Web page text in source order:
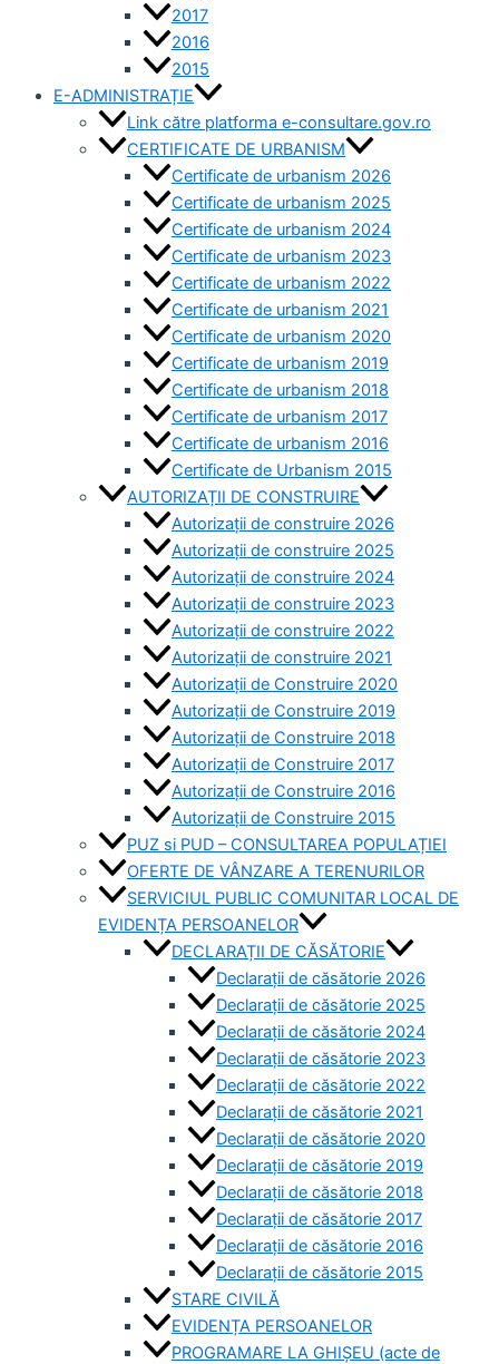
2017
2016
2015
E-ADMINISTRAȚIE
Link către platforma e-consultare.gov.ro
CERTIFICATE DE URBANISM
Certificate de urbanism 2026
Certificate de urbanism 2025
Certificate de urbanism 2024
Certificate de urbanism 2023
Certificate de urbanism 2022
Certificate de urbanism 2021
Certificate de urbanism 2020
Certificate de urbanism 2019
Certificate de urbanism 2018
Certificate de urbanism 2017
Certificate de urbanism 2016
Certificate de Urbanism 2015
AUTORIZAȚII DE CONSTRUIRE
Autorizații de construire 2026
Autorizații de construire 2025
Autorizații de construire 2024
Autorizații de construire 2023
Autorizații de construire 2022
Autorizații de construire 2021
Autorizații de Construire 2020
Autorizații de Construire 2019
Autorizaţii de Construire 2018
Autorizaţii de Construire 2017
Autorizaţii de Construire 2016
Autorizaţii de Construire 2015
PUZ si PUD – CONSULTAREA POPULAȚIEI
OFERTE DE VÂNZARE A TERENURILOR
SERVICIUL PUBLIC COMUNITAR LOCAL DE
EVIDENȚA PERSOANELOR
DECLARAȚII DE CĂSĂTORIE
Declarații de căsătorie 2026
Declarații de căsătorie 2025
Declarații de căsătorie 2024
Declarații de căsătorie 2023
Declarații de căsătorie 2022
Declarații de căsătorie 2021
Declarații de căsătorie 2020
Declarații de căsătorie 2019
Declarații de căsătorie 2018
Declarații de căsătorie 2017
Declarații de căsătorie 2016
Declarații de căsătorie 2015
STARE CIVILĂ
EVIDENȚA PERSOANELOR
PROGRAMARE LA GHIȘEU (acte de